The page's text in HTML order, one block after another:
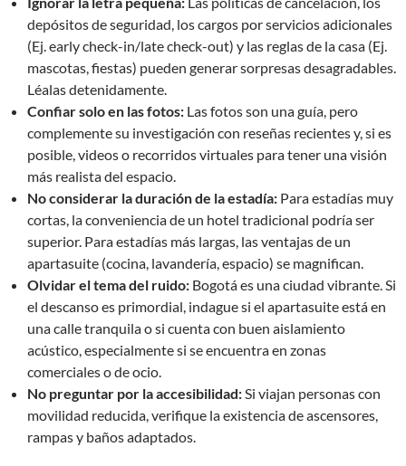
depósitos de seguridad, los cargos por servicios adicionales
(Ej. early check-in/late check-out) y las reglas de la casa (Ej.
mascotas, fiestas) pueden generar sorpresas desagradables.
Léalas detenidamente.
Confiar solo en las fotos: Las fotos son una guía, pero
complemente su investigación con reseñas recientes y, si es
posible, videos o recorridos virtuales para tener una visión
más realista del espacio.
No considerar la duración de la estadía: Para estadías muy
cortas, la conveniencia de un hotel tradicional podría ser
superior. Para estadías más largas, las ventajas de un
apartasuite (cocina, lavandería, espacio) se magnifican.
Olvidar el tema del ruido: Bogotá es una ciudad vibrante. Si
el descanso es primordial, indague si el apartasuite está en
una calle tranquila o si cuenta con buen aislamiento
acústico, especialmente si se encuentra en zonas
comerciales o de ocio.
No preguntar por la accesibilidad:Si viajan personas con
movilidad reducida, verifique la existencia de ascensores,
rampas y baños adaptados.